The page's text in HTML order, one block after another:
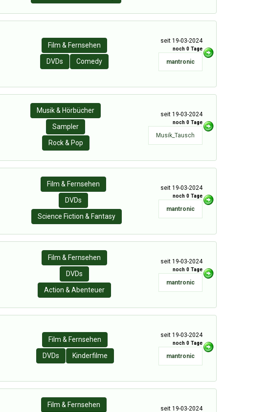
Film & Fernsehen
DVDs Comedy
seit 19-03-2024
noch 0 Tage
mantronic
Musik & Hörbücher
Sampler
Rock & Pop
seit 19-03-2024
noch 0 Tage
Musik_Tausch
Film & Fernsehen
DVDs
Science Fiction & Fantasy
seit 19-03-2024
noch 0 Tage
mantronic
Film & Fernsehen
DVDs
Action & Abenteuer
seit 19-03-2024
noch 0 Tage
mantronic
Film & Fernsehen
DVDs Kinderfilme
seit 19-03-2024
noch 0 Tage
mantronic
Film & Fernsehen seit 19-03-2024